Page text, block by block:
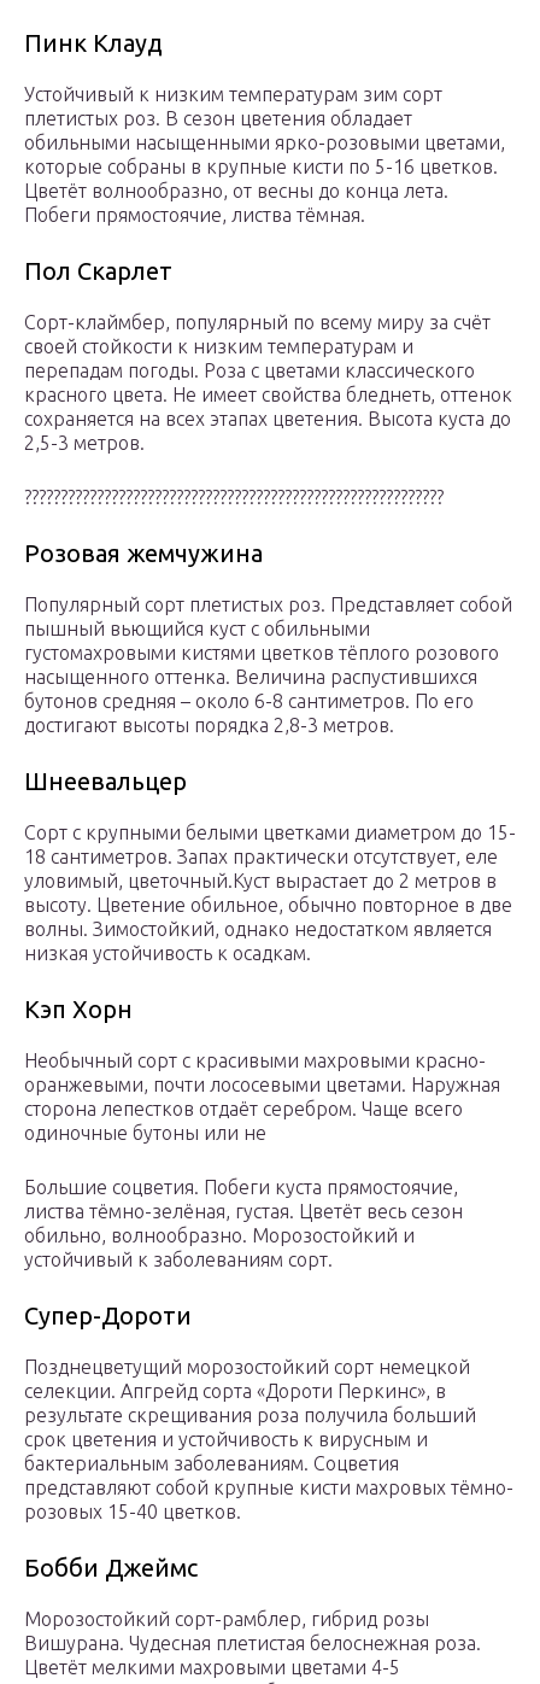
Пинк Клауд
Устойчивый к низким температурам зим сорт
плетистых роз. В сезон цветения обладает
обильными насыщенными ярко-розовыми цветами,
которые собраны в крупные кисти по 5-16 цветков.
Цветёт волнообразно, от весны до конца лета.
Побеги прямостоячие, листва тёмная.
Пол Скарлет
Сорт-клаймбер, популярный по всему миру за счёт
своей стойкости к низким температурам и
перепадам погоды. Роза с цветами классического
красного цвета. Не имеет свойства бледнеть, оттенок
сохраняется на всех этапах цветения. Высота куста до
2,5-3 метров.
??????????????????????????????????????????????????????????
Розовая жемчужина
Популярный сорт плетистых роз. Представляет собой
пышный вьющийся куст с обильными
густомахровыми кистями цветков тёплого розового
насыщенного оттенка. Величина распустившихся
бутонов средняя – около 6-8 сантиметров. По его
достигают высоты порядка 2,8-3 метров.
Шнеевальцер
Сорт с крупными белыми цветками диаметром до 15-
18 сантиметров. Запах практически отсутствует, еле
уловимый, цветочный.Куст вырастает до 2 метров в
высоту. Цветение обильное, обычно повторное в две
волны. Зимостойкий, однако недостатком является
низкая устойчивость к осадкам.
Кэп Хорн
Необычный сорт с красивыми махровыми красно-
оранжевыми, почти лососевыми цветами. Наружная
сторона лепестков отдаёт серебром. Чаще всего
одиночные бутоны или не
Большие соцветия. Побеги куста прямостоячие,
листва тёмно-зелёная, густая. Цветёт весь сезон
обильно, волнообразно. Морозостойкий и
устойчивый к заболеваниям сорт.
Супер-Дороти
Позднецветущий морозостойкий сорт немецкой
селекции. Апгрейд сорта «Дороти Перкинс», в
результате скрещивания роза получила больший
срок цветения и устойчивость к вирусным и
бактериальным заболеваниям. Соцветия
представляют собой крупные кисти махровых тёмно-
розовых 15-40 цветков.
Бобби Джеймс
Морозостойкий сорт-рамблер, гибрид розы
Вишурана. Чудесная плетистая белоснежная роза.
Цветёт мелкими махровыми цветами 4-5